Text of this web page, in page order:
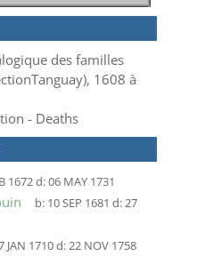
des familles
1608 à
- Deaths
1672d:06 MAY 1731
b: 10 SEP 1681 d:27
JAN 1710d:22 NOV 1758